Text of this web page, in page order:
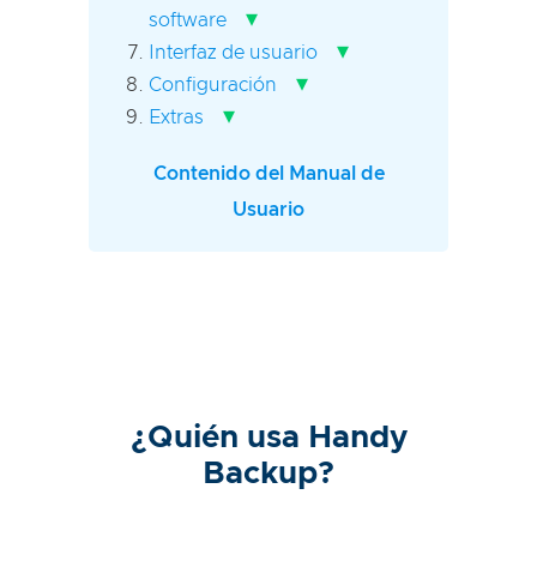
software
▾
Interfaz de usuario ▾
Configuración ▾
Extras ▾
Contenido del Manual de
Usuario
¿Quién usa Handy
Backup?